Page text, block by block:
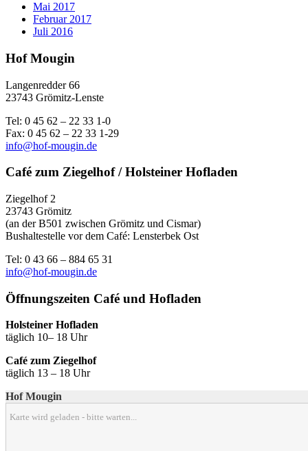
Mai 2017
Februar 2017
Juli 2016
Hof Mougin
Langenredder 66
23743 Grömitz-Lenste
Tel: 0 45 62 – 22 33 1-0
Fax: 0 45 62 – 22 33 1-29
info@hof-mougin.de
Café zum Ziegelhof / Holsteiner Hofladen
Ziegelhof 2
23743 Grömitz
(an der B501 zwischen Grömitz und Cismar)
Bushaltestelle vor dem Café: Lensterbek Ost
Tel: 0 43 66 – 884 65 31
info@hof-mougin.de
Öffnungszeiten Café und Hofladen
Holsteiner Hofladen
täglich 10– 18 Uhr
Café zum Ziegelhof
täglich 13 – 18 Uhr
Hof Mougin
Karte wird geladen - bitte warten...